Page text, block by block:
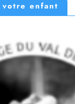
votre enfant